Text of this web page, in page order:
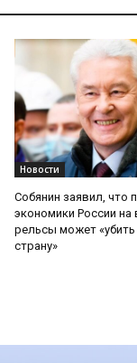
Новости
Собянин заявил, что
экономики России на
рельсы может
страну»